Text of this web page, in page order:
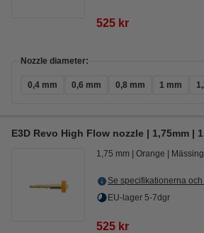
525 kr
Nozzle diameter:
0,4 mm 0,6 mm 0,8 mm 1 mm
E3D Revo High Flow nozzle | 1,75mm |
1,75 mm Orange Mässing
Se specifikationerna
EU-lager 5-7dgr
525 kr